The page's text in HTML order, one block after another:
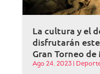
La cultura y el
disfrutarán
Gran Torneo
Ago 24, 2023|